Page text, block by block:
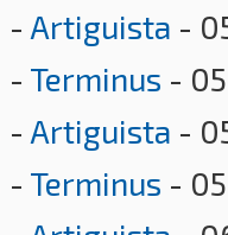
- Artiguista -
- Terminus -
- Artiguista -
- Terminus -